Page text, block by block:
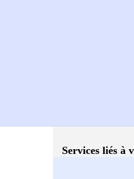
Services liés à